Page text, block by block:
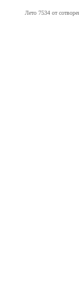
Лето 7534 от